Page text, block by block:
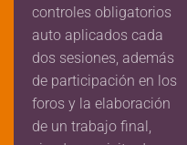
controles obligatorios
auto aplicados cada
dos sesiones, además
de participación en los
foros y la elaboración
de un trabajo final,